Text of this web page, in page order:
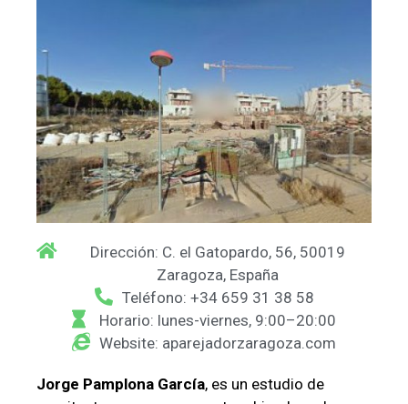
Dirección: C. el Gatopardo, 56, 50019
Zaragoza, España
Teléfono: +34 659 31 38 58
Horario: lunes-viernes, 9:00–20:00
Website: aparejadorzaragoza.com
Jorge Pamplona García, es un estudio de